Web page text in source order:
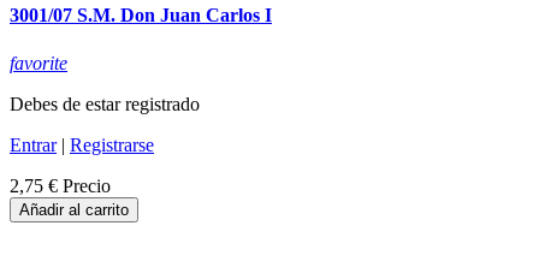
3001/07 S.M. Don Juan Carlos I
favorite
Debes de estar registrado
Entrar| Registrarse
2,75 € Precio
Añadir al carrito